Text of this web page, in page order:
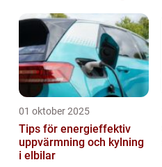
01 oktober 2025
Tips för energieffektiv
uppvärmning och kylning
i elbilar